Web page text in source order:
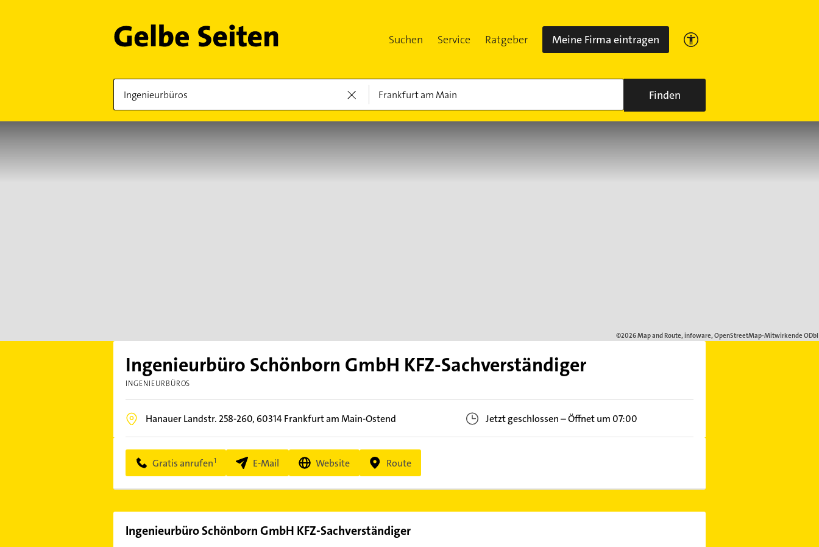
Suchen Service Ratgeber Meine Firma eintragen
Finden
Ingenieurbüro Schönborn GmbH KFZ-Sachverständiger
INGENIEURBÜROS
Hanauer Landstr. 258-260, 60314Frankfurt am Main-Ostend Jetzt geschlossen–Öffnet um 07:00
Gratis anrufen E-Mail Website Route
Ingenieurbüro Schönborn GmbH KFZ-Sachverständiger